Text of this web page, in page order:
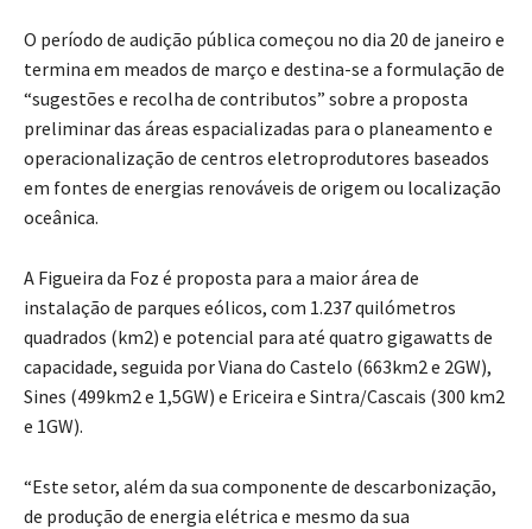
O período de audição pública começou no dia 20 de janeiro e
termina em meados de março e destina-se a formulação de
“sugestões e recolha de contributos” sobre a proposta
preliminar das áreas espacializadas para o planeamento e
operacionalização de centros eletroprodutores baseados
em fontes de energias renováveis de origem ou localização
oceânica.
A Figueira da Foz é proposta para a maior área de
instalação de parques eólicos, com 1.237 quilómetros
quadrados (km2) e potencial para até quatro gigawatts de
capacidade, seguida por Viana do Castelo (663km2 e 2GW),
Sines (499km2 e 1,5GW) e Ericeira e Sintra/Cascais (300 km2
e 1GW).
“Este setor, além da sua componente de descarbonização,
de produção de energia elétrica e mesmo da sua